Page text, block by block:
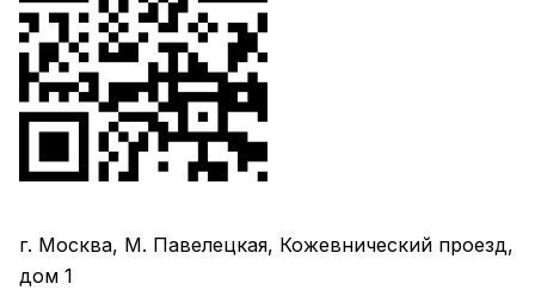
г. Москва, М. Павелецкая, Кожевнический проезд,
дом 1